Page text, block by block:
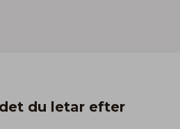
du letar efter